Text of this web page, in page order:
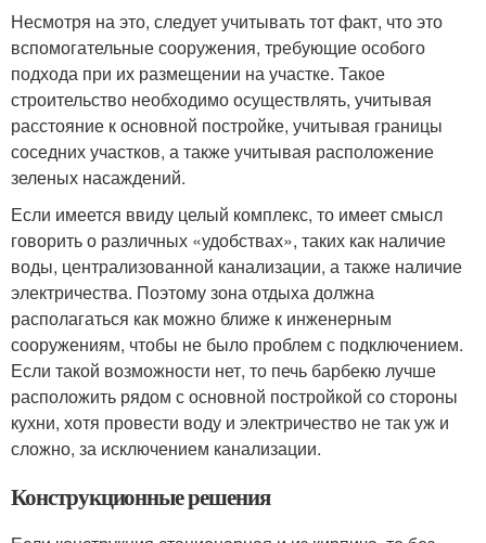
Несмотря на это, следует учитывать тот факт, что это
вспомогательные сооружения, требующие особого
подхода при их размещении на участке. Такое
строительство необходимо осуществлять, учитывая
расстояние к основной постройке, учитывая границы
соседних участков, а также учитывая расположение
зеленых насаждений.
Если имеется ввиду целый комплекс, то имеет смысл
говорить о различных «удобствах», таких как наличие
воды, централизованной канализации, а также наличие
электричества. Поэтому зона отдыха должна
располагаться как можно ближе к инженерным
сооружениям, чтобы не было проблем с подключением.
Если такой возможности нет, то печь барбекю лучше
расположить рядом с основной постройкой со стороны
кухни, хотя провести воду и электричество не так уж и
сложно, за исключением канализации.
Конструкционные решения